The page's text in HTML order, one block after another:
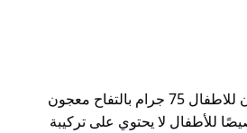
رايا جونيور معجون اسنان للاطفال 75 جرام بالتفاح معجون
للأطفال لا يحتوي على تركيبة